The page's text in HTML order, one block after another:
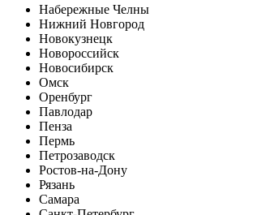
Набережные Челны
Нижний Новгород
Новокузнецк
Новороссийск
Новосибирск
Омск
Оренбург
Павлодар
Пенза
Пермь
Петрозаводск
Ростов-на-Дону
Рязань
Самара